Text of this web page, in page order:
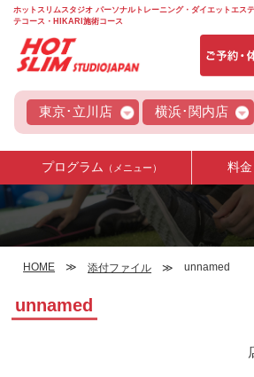
ホットスリムスタジオ パーソナルトレーニング・ダイエットエス
テコース・HIKARI施術コース
東京･立川店 横浜･関内店
プログラム （メニュー） 料金
HOME 添付ファイル unnamed
unnamed